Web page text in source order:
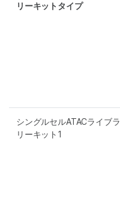
リーキットタイプ
シングルセルATACライブラ
リーキット1